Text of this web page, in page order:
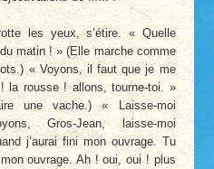
les yeux, s’étire. « Quelle
matin ! » (Elle marche comme
« Voyons, il faut que je me
la rousse ! allons, tourne-toi. »
une vache.) « Laisse-moi
Gros-Jean, laisse-moi
j’aurai fini mon ouvrage. Tu
ouvrage. Ah ! oui, oui ! plus